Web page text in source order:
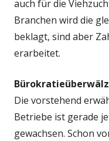
auch für die
Branchen wird die
beklagt, sind aber
erarbeitet.
Die vorstehend
Betriebe ist gerade
gewachsen. Schon